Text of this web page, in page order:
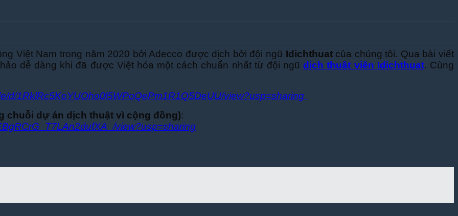
Việt Nam trong năm 2020 bởi Adecco được dịch bởi đội ngũ Idichthuatcủa chúng tôi. Qua bài viết
dễ dàng khi đã được Việt hóa một cách chuẩn nhất từ đội ngũdịch thuật viên Idichthuat. Cùng
d/1RklRc5KoYUOho0l5WPoQePm1R1Q5DeUU/view?usp=sharing
chuỗi dự án dịch thuật vì cộng đồng):
view?usp=sharing